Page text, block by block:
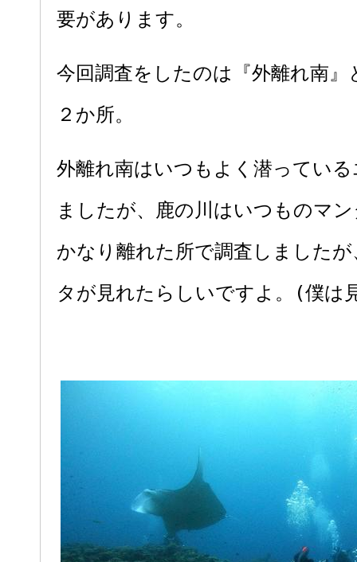
要があります。
今回調査をしたのは『外離れ南』
２か所。
外離れ南はいつもよく潜ってい
ましたが、鹿の川はいつものマ
かなり離れた所で調査しました
タが見れたらしいですよ。(僕は